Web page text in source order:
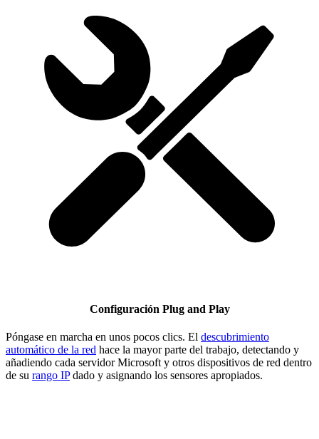
Configuración Plug and Play
Póngase en marcha en unos pocos clics. El descubrimiento
automático de la red hace la mayor parte del trabajo, detectando y
añadiendo cada servidor Microsoft y otros dispositivos de red dentro
de su rango IPdado y asignando los sensores apropiados.